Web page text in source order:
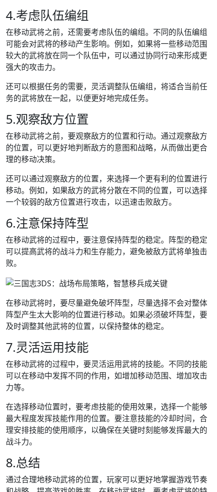
4.考虑队伍编组
在移动武将之前，还需要考虑队伍的编组。不同的队伍编组
可能会对武将的移动产生影响。例如，如果将一些移动范围
较大的武将放在同一个队伍中，可以通过协同行动来形成更
强大的攻击力。
还可以根据任务的需要，灵活调整队伍编组，将适合当前任
务的武将放在一起，以便更好地完成任务。
5.观察敌方位置
在移动武将之前，要观察敌方的位置和行动。通过观察敌方
的位置，可以更好地判断敌方的意图和战略，从而做出更合
理的移动决策。
还可以通过观察敌方的位置，来选择一个更有利的位置进行
移动。例如，如果敌方的武将分散在不同的位置，可以选择
一个较弱的敌方位置进行攻击，以迅速击败敌方。
6.注意保持阵型
在移动武将的过程中，要注意保持阵型的稳定。阵型的稳定
可以提高武将的战斗力和生存能力，避免被敌方武将单独击
败。
在移动武将时，要尽量避免破坏阵型，尽量选择不会对整体
阵型产生太大影响的位置进行移动。如果必须破坏阵型，要
及时调整其他武将的位置，以保持整体的稳定。
7.灵活运用技能
在移动武将的过程中，要灵活运用武将的技能。不同的技能
可以在移动中发挥不同的作用，如增加移动范围、增加攻击
力等。
在选择移动位置时，要考虑技能的使用效果，选择一个能够
最大程度发挥技能作用的位置。要注意技能的冷却时间，合
理安排技能的使用顺序，以确保在关键时刻能够发挥最大的
战斗力。
8.总结
通过合理地移动武将的位置，玩家可以更好地掌握游戏节奏